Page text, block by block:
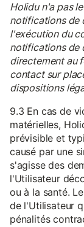
Holidu n'a pas
notifications de
l'exécution du
notifications de
directement au
contact sur
dispositions
9.3 En cas de
matérielles,
prévisible et
causé par une
s'agisse des
l'Utilisateur
ou à la santé.
de l'Utilisateur
pénalités